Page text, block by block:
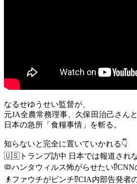
なるせゆうせい監督が、
元JA全農常務理事、久保田治己さん
日本の急所「食糧事情」を斬る。
知らないと完全に置いていかれる👇
🇺🇸トランプ訪中 日本では報道され
🦠ハンタウィルス怖がらせたい⁉️CNN
👴ファウチがピンチ⁉️CIA内部告発者